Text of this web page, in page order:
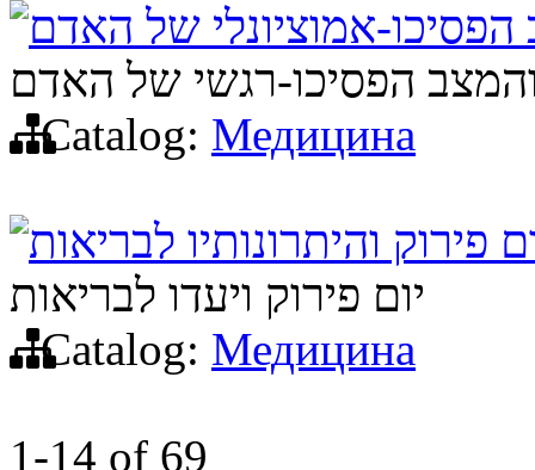
אמוציונלי של האדם
הפסיכו-רגשי של האדם
Catalog: Медицина
פירוק והיתרונותיו לבריאות
יום פירוק ויעדו לבריאות
Catalog: Медицина
1-14 of 69